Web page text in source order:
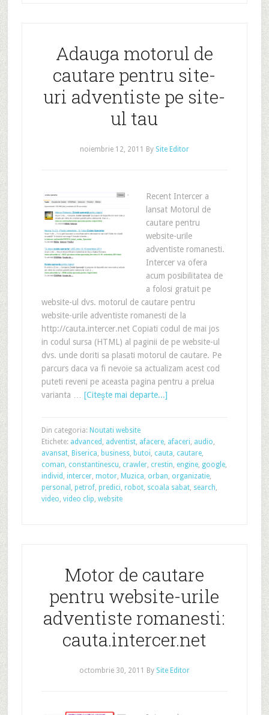
Adauga motorul de
cautare pentru site-
uri adventiste pe site-
ul tau
noiembrie 12, 2011 By Site Editor
Recent Intercer a
lansat Motorul de
cautare pentru
website-urile
adventiste romanesti.
Intercer va ofera
acum posibilitatea de
a folosi gratuit pe
website-ul dvs. motorul de cautare pentru
website-urile adventiste romanesti de la
http://cauta.intercer.net Copiati codul de mai jos
in codul sursa (HTML) al paginii de pe website-ul
dvs. unde doriti sa plasati motorul de cautare. Pe
parcurs daca va fi nevoie sa actualizam acest cod
puteti reveni pe aceasta pagina pentru a prelua
varianta … [Citeşte mai departe...]
Din categoria: Noutati website
Etichete: advanced , adventist, afacere, afaceri, audio,
avansat, Biserica, business, butoi, cauta, cautare,
coman, constantinescu, crawler, crestin, engine, google,
individ , intercer, motor, Muzica, orban, organizatie,
personal , petrof, predici, robot, scoala sabat, search,
video, video clip, website
Motor de cautare
pentru website-urile
adventiste romanesti:
cauta.intercer.net
octombrie 30, 2011 By Site Editor